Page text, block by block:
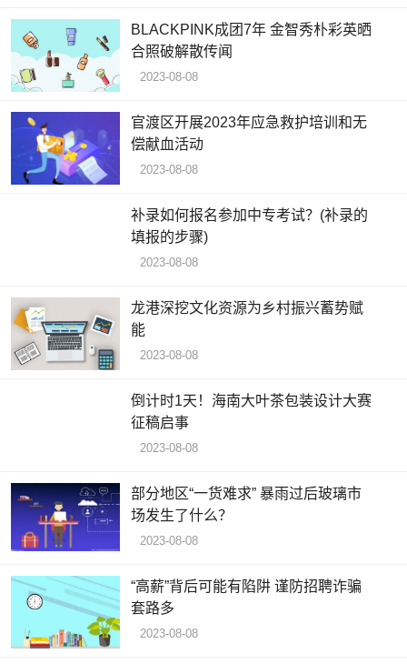
BLACKPINK成团7年 金智秀朴彩英晒
合照破解散传闻
2023-08-08
官渡区开展2023年应急救护培训和无
偿献血活动
2023-08-08
补录如何报名参加中专考试？(补录的
填报的步骤)
2023-08-08
龙港深挖文化资源为乡村振兴蓄势赋
能
2023-08-08
倒计时1天！海南大叶茶包装设计大赛
征稿启事
2023-08-08
部分地区“一货难求” 暴雨过后玻璃市
场发生了什么？
2023-08-08
“高薪”背后可能有陷阱 谨防招聘诈骗
套路多
2023-08-08